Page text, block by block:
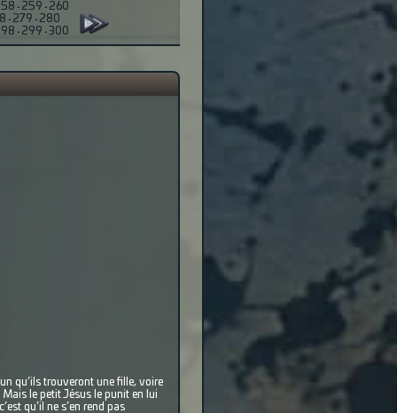
· 259 · 260
· 279 · 280
· 299 · 300
qu’ils trouveront une fille, voire
le petit Jésus le punit en lui
qu’il ne s’en rend pas